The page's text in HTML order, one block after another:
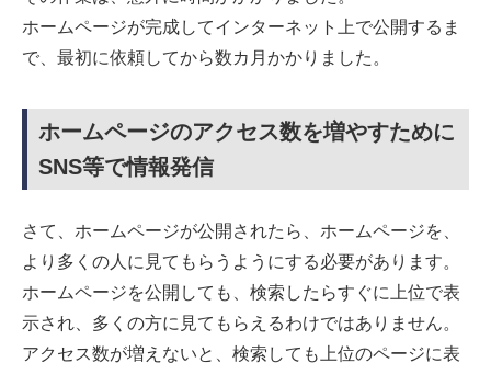
ホームページが完成してインターネット上で公開するま
で、最初に依頼してから数カ月かかりました。
ホームページのアクセス数を増やすために
SNS等で情報発信
さて、ホームページが公開されたら、ホームページを、
より多くの人に見てもらうようにする必要があります。
ホームページを公開しても、検索したらすぐに上位で表
示され、多くの方に見てもらえるわけではありません。
アクセス数が増えないと、検索しても上位のページに表